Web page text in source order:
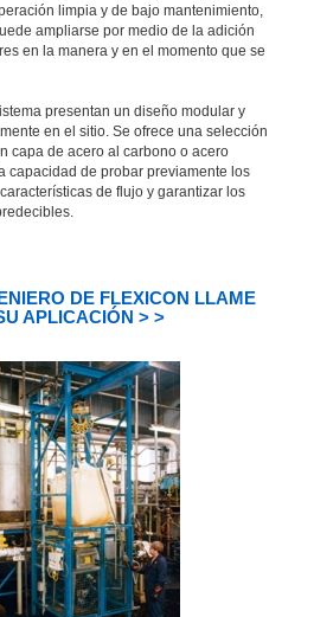
limpia y de bajo mantenimiento,
ampliarse por medio de la adición
en la manera y en el momento que se
presentan un diseño modular y
en el sitio. Se ofrece una selección
capa de acero al carbono o acero
capacidad de probar previamente los
de flujo y garantizar los
DE FLEXICON LLAME
APLICACIÓN > >